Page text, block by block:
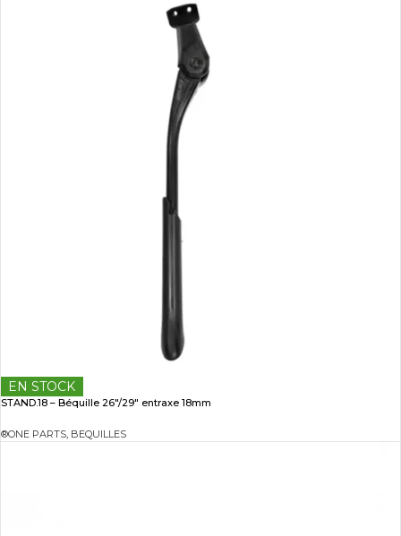
EN STOCK
STAND.18 – Béquille 26″/29″ entraxe 18mm
®ONE PARTS, BEQUILLES